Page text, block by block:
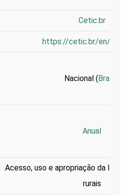
Cetic.br
https://cetic.br/en/
Nacional (Brasil
Anual
Acesso, uso e apropriação da
rurais